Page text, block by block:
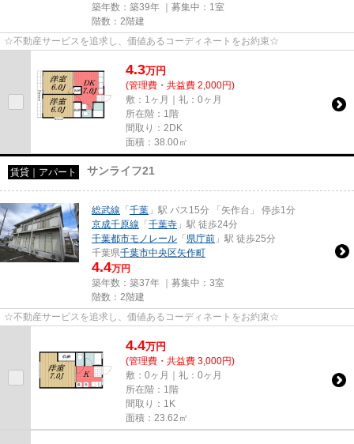
築年数：築39年 ｜募集中： 1室
階数：2階建
☆不動産サービスを追求し、価値あるコーディネートをお約束☆
4.3万円
(管理費・共益費 2,000円)
敷：1ヶ月｜礼：0ヶ月
所在階：1階
間取り：2DK
面積：38.00㎡
賃貸｜アパート サンライフ21
総武線 「千葉 」駅 バス15分 「矢作台」 停歩1分
京成千原線 「千葉寺 」駅 徒歩24分
千葉都市モノレール 「県庁前 」駅 徒歩25分
千葉県千葉市中央区矢作町
4.4万円
築年数：築37年 ｜募集中： 3室
階数：2階建
☆不動産サービスを追求し、価値あるコーディネートをお約束☆
4.4万円
(管理費・共益費 3,000円)
敷：0ヶ月｜礼：0ヶ月
所在階：1階
間取り：1K
面積：23.62㎡